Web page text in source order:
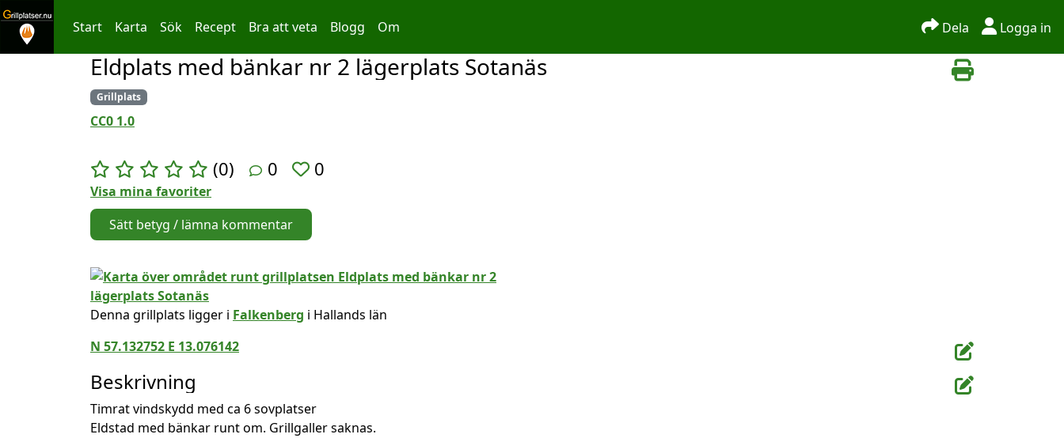
Hoppa till innehållet
Start Karta Sök Recept Bra att veta Blogg Om Dela Logga in
Eldplats med bänkar nr 2 lägerplats Sotanäs
Grillplats
CC0 1.0
(0) 0 0
Visa mina favoriter
Sätt betyg / lämna kommentar
Denna grillplats ligger i Falkenberg i Hallands län
N 57.132752 E 13.076142
Beskrivning
Timrat vindskydd med ca 6 sovplatser
Eldstad med bänkar runt om. Grillgaller saknas.